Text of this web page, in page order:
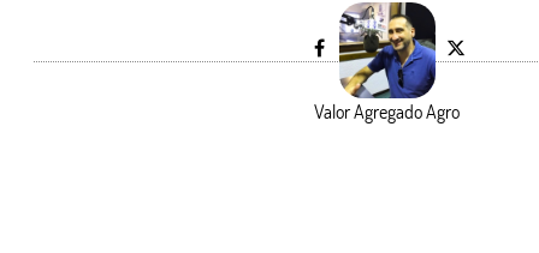
Valor Agregado Agro